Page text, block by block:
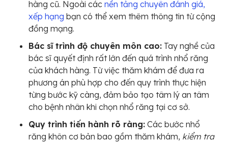
hàng cũ. Ngoài các nền tảng chuyên đánh giá,
xếp hạng bạn có thể xem thêm thông tin từ cộng
đồng mạng.
Bác sĩ trình độ chuyên môn cao: Tay nghề của
bác sĩ quyết định rất lớn đến quá trình nhổ răng
của khách hàng. Từ việc thăm khám để đưa ra
phương án phù hợp cho đến quy trình thực hiện
từng bước kỹ càng, đảm bảo tạo tâm lý an tâm
cho bệnh nhân khi chọn nhổ răng tại cơ sở.
Quy trình tiến hành rõ ràng: Các bước nhổ
răng khôn cơ bản bao gồm thăm khám, kiểm tra